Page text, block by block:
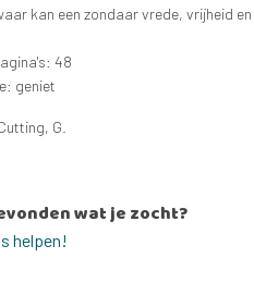
kan een zondaar vrede, vrijheid
48
geniet
G.
wat je zocht?
helpen!